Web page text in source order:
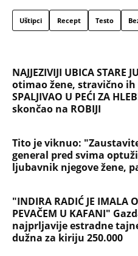
Uštipci Recept Testo
NAJJEZIVIJI UBICA STARE
otimao žene, stravično
SPALJIVAO U PEĆI ZA
skončao na ROBIJI
Tito je viknuo:
general pred svima
ljubavnik njegove žene,
"INDIRA RADIĆ JE IMALA
PEVAČEM U KAFANI"
najprljavije estradne
dužna za kiriju 250.000